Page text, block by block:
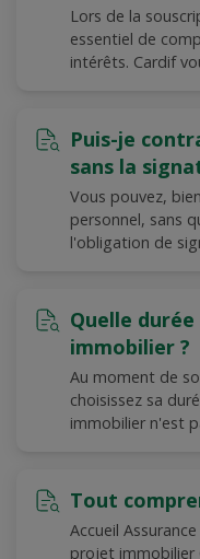
Lors de la
essentiel de
intérêts. Cardif
Puis-je
sans la
Vous pouvez,
personnel, sans
l'obligation de
Quelle
immobilier ?
Au moment de
choisissez sa
immobilier n'est
Tout
Accueil
projet immobilier